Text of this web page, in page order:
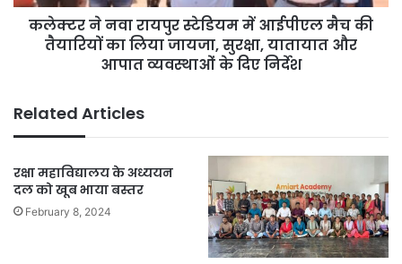
की
तैयारियों
यातायात
और
व्यवस्थाओं
के
दिए
कलेक्टर ने नवा रायपुर स्टेडियम में आईपीएल मैच की
तैयारियों का लिया जायजा, सुरक्षा, यातायात और
आपात व्यवस्थाओं के दिए निर्देश
Related Articles
रक्षा महाविद्यालय के अध्ययन
दल को खूब भाया बस्तर
February 8, 2024